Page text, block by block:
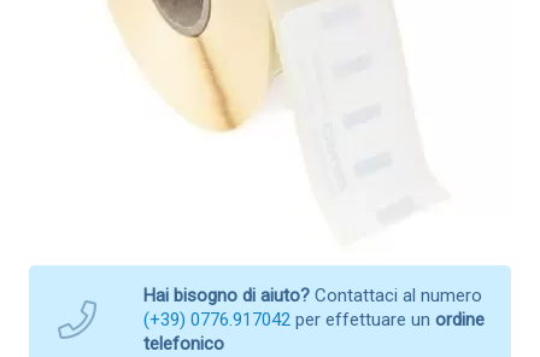
Hai bisogno di aiuto? Contattaci al numero
(+39) 0776.917042 per effettuare un ordine
telefonico